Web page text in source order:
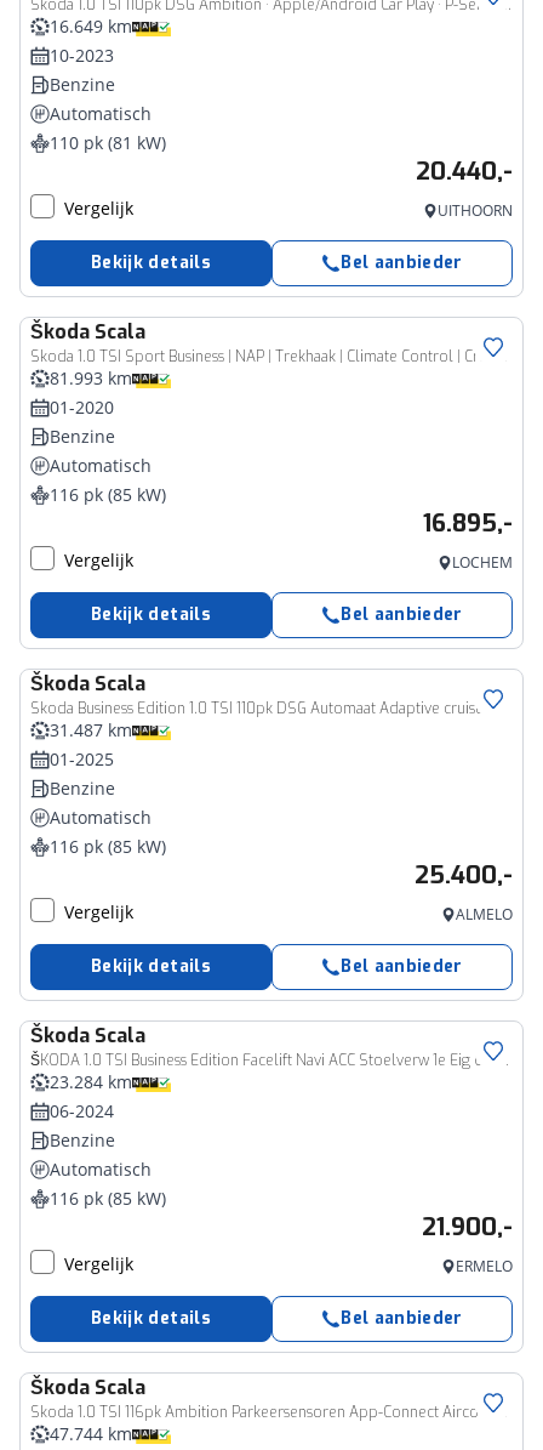
Skoda 1.0 TSI 110pk DSG Ambition · Apple/Android Car Play · P-Sensoren · Cruise Control · Getint Glas · 17'' Inch ·
16.649 km
10-2023
Benzine
Automatisch
110 pk (81 kW)
20.440,-
Vergelijk UITHOORN
Bekijk details Bel aanbieder
Škoda Scala
Skoda 1.0 TSI Sport Business | NAP | Trekhaak | Climate Control | Cruise Control | Lichtmetalen velgen 17'' | Parkeersensoren | Apple Carplay & Android Auto |
81.993 km
01-2020
Benzine
Automatisch
116 pk (85 kW)
16.895,-
Vergelijk LOCHEM
Bekijk details Bel aanbieder
Škoda Scala
Skoda Business Edition 1.0 TSI 110pk DSG Automaat Adaptive cruise control, Panoramadak, Navigatie, LED koplampen, Achteruitrijcamera, Parkeersensoren, App connect, DAB, Radio
31.487 km
01-2025
Benzine
Automatisch
116 pk (85 kW)
25.400,-
Vergelijk ALMELO
Bekijk details Bel aanbieder
Škoda Scala
ŠKODA 1.0 TSI Business Edition Facelift Navi ACC Stoelverw 1e Eig Ori NL
23.284 km
06-2024
Benzine
Automatisch
116 pk (85 kW)
21.900,-
Vergelijk ERMELO
Bekijk details Bel aanbieder
Škoda Scala
Skoda 1.0 TSI 116pk Ambition Parkeersensoren App-Connect Airco Cruise Control
47.744 km